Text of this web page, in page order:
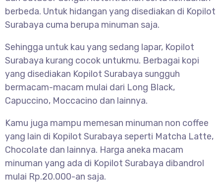
berbeda. Untuk hidangan yang disediakan di Kopilot
Surabaya cuma berupa minuman saja.
Sehingga untuk kau yang sedang lapar, Kopilot
Surabaya kurang cocok untukmu. Berbagai kopi
yang disediakan Kopilot Surabaya sungguh
bermacam-macam mulai dari Long Black,
Capuccino, Moccacino dan lainnya.
Kamu juga mampu memesan minuman non coffee
yang lain di Kopilot Surabaya seperti Matcha Latte,
Chocolate dan lainnya. Harga aneka macam
minuman yang ada di Kopilot Surabaya dibandrol
mulai Rp.20.000-an saja.